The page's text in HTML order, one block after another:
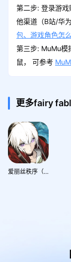
第二步: 登录游
他渠道（B站/华
包、游戏角色怎
第三步: MuMu模
鼠， 可参考
更多fairy
爱丽丝秩序（Alice Order）